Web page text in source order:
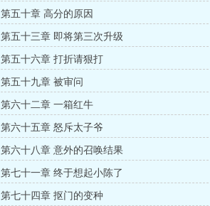
第五十章 高分的原因
第五十三章 即将第三次升级
第五十六章 打折请狠打
第五十九章 被审问
第六十二章 一箱红牛
第六十五章 怒斥太子爷
第六十八章 意外的召唤结果
第七十一章 终于想起小陈了
第七十四章 抠门的变种